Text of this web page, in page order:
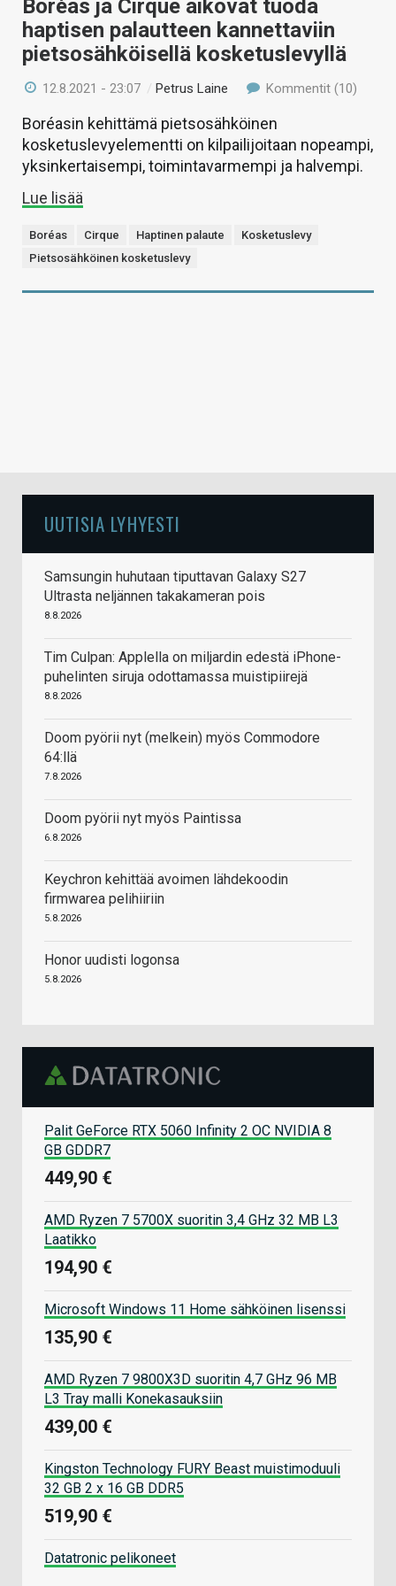
Boréas ja Cirque aikovat tuoda
haptisen palautteen kannettaviin
pietsosähköisellä kosketuslevyllä
12.8.2021 - 23:07 /Petrus Laine Kommentit (10)
Boréasin kehittämä pietsosähköinen
kosketuslevyelementti on kilpailijoitaan nopeampi,
yksinkertaisempi, toimintavarmempi ja halvempi.
Lue lisää
Boréas Cirque Haptinen palaute
Kosketuslevy
Pietsosähköinen kosketuslevy
UUTISIA LYHYESTI
Samsungin huhutaan tiputtavan Galaxy S27
Ultrasta neljännen takakameran pois
8.8.2026
Tim Culpan: Applella on miljardin edestä iPhone-
puhelinten siruja odottamassa muistipiirejä
8.8.2026
Doom pyörii nyt (melkein) myös Commodore
64:llä
7.8.2026
Doom pyörii nyt myös Paintissa
6.8.2026
Keychron kehittää avoimen lähdekoodin
firmwarea pelihiiriin
5.8.2026
Honor uudisti logonsa
5.8.2026
Palit GeForce RTX 5060 Infinity 2 OC NVIDIA 8
GB GDDR7
449,90 €
AMD Ryzen 7 5700X suoritin 3,4 GHz 32 MB L3
Laatikko
194,90 €
Microsoft Windows 11 Home sähköinen lisenssi
135,90 €
AMD Ryzen 7 9800X3D suoritin 4,7 GHz 96 MB
L3 Tray malli Konekasauksiin
439,00 €
Kingston Technology FURY Beast muistimoduuli
32 GB 2 x 16 GB DDR5
519,90 €
Datatronic pelikoneet